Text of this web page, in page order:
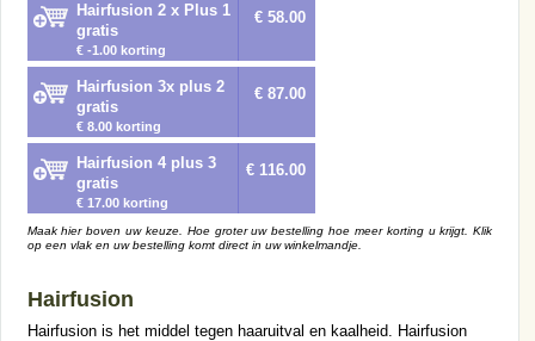
Hairfusion 2 x Plus 1
gratis
€ -1.00 korting
€ 58.00
Hairfusion 3x plus 2
gratis
€ 8.00 korting
€ 87.00
Hairfusion 4 plus 3
gratis
€ 17.00 korting
€ 116.00
Maak hier boven uw keuze. Hoe groter uw bestelling hoe meer korting u krijgt. Klik
op een vlak en uw bestelling komt direct in uw winkelmandje.
Hairfusion
Hairfusion is het middel tegen haaruitval en kaalheid. Hairfusion